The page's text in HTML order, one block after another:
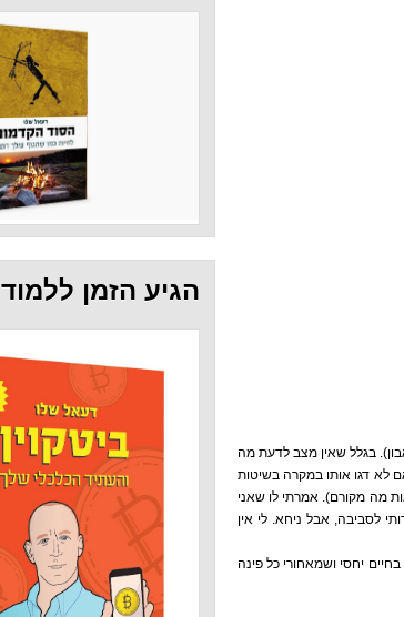
בגלל שאין מצב לדעת מה
לא דגו אותו במקרה בשיטות
מה מקורם). אמרתי לו שאני
לסביבה, אבל ניחא. לי אין
יחסי ושמאחורי כל פינה
הגיע הזמן ללמוד